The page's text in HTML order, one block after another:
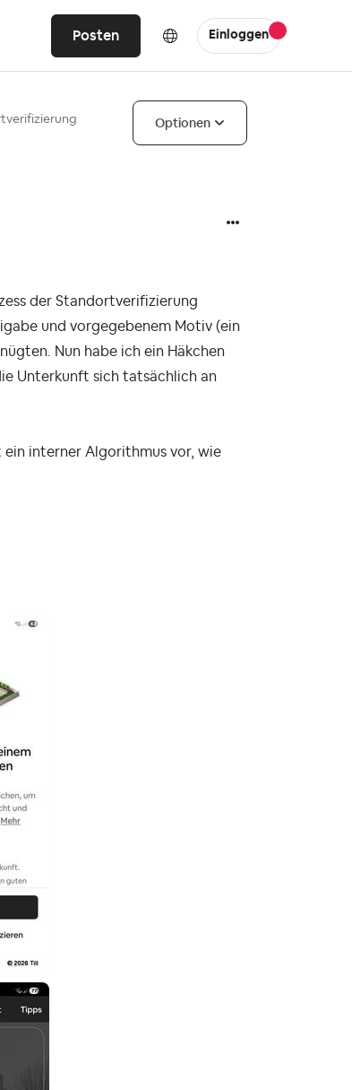
Posten Einloggen
Optionen
der Standortverifizierung
und vorgegebenem Motiv (ein
Nun habe ich ein Häkchen
Unterkunft sich tatsächlich an
interner Algorithmus vor, wie